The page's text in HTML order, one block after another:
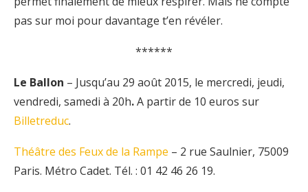
pas sur moi pour davantage t’en révéler.
******
Le Ballon – Jusqu’au 29 août 2015, le mercredi, jeudi,
vendredi, samedi à 20h.A partir de 10 euros sur
Billetreduc.
Théâtre des Feux de la Rampe – 2 rue Saulnier, 75009
Paris. Métro Cadet. Tél. : 01 42 46 26 19.